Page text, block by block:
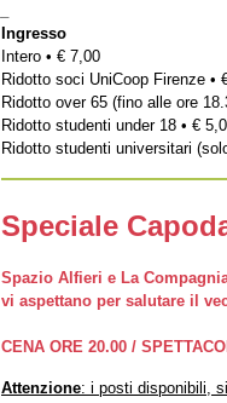
Ingresso
Intero • € 7,00
Ridotto soci UniCoop Firenze •
Ridotto over 65 (fino alle ore
Ridotto studenti under 18 • €
Ridotto studenti universitari
Speciale
Spazio Alfieri e La
vi aspettano per salutare il
CENA ORE 20.00 /
Attenzione: i posti disponibili,